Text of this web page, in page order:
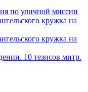
по уличной миссии
кружка на
кружка на
10 тезисов митр.